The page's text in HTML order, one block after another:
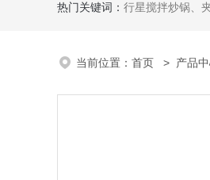
热门关键词： 行星搅拌炒锅、夹
当前位置： 首页 > 产品